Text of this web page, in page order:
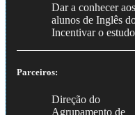
Dar a conhecer
alunos de Inglês
Incentivar o
Parceiros:
Direção do
Agrupamento de